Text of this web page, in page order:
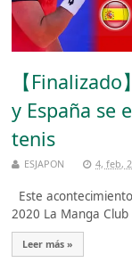
【
y España se
tenis
ESJAPON 4, feb,
Este
2020 La Manga
Leer más »